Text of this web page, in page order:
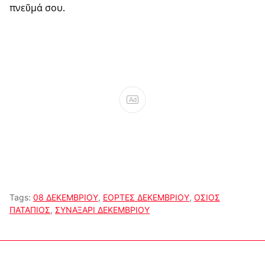
πνεῦμά σου.
Ad
Tags: 08 ΔΕΚΕΜΒΡΙΟΥ, ΕΟΡΤΕΣ ΔΕΚΕΜΒΡΙΟΥ, ΟΣΙΟΣ
ΠΑΤΑΠΙΟΣ, ΣΥΝΑΞΑΡΙ ΔΕΚΕΜΒΡΙΟΥ